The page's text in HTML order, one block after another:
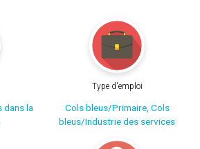
dans la
Type d'emploi
Cols bleus/Primaire, Cols
bleus/Industrie des services